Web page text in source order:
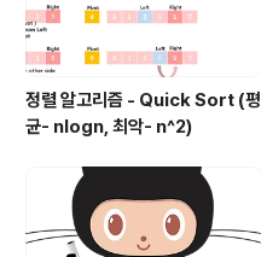
정렬 알고리즘 - Quick Sort (평
균- nlogn, 최악- n^2)